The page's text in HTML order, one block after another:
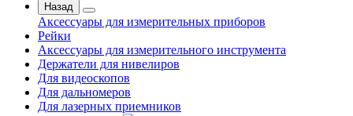
Назад
Аксессуары для измерительных приборов
Рейки
Аксессуары для измерительного инструмента
Держатели для нивелиров
Для видеоскопов
Для дальномеров
Для лазерных приемников